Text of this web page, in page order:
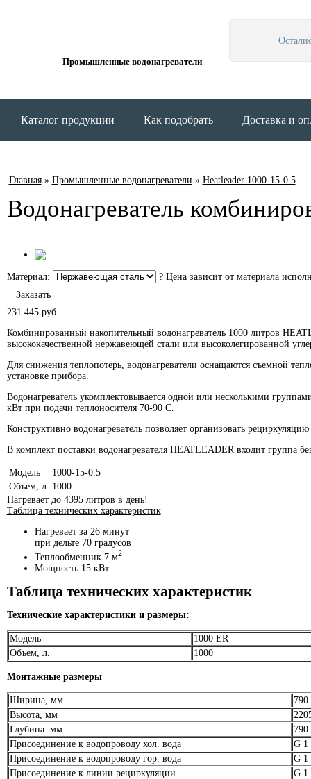
Промышленные водонагреватели
Каталог продукции Как подобрать Доставка и
Главная» Промышленные водонагреватели » Heatleader 1000-15-0.5
Водонагреватель
Материал: ? Цена зависит от материала
Заказать
231 445руб.
Комбинированный накопительный водонагреватель 1000 литров
высококачественной нержавеющей стали или высоколегированной
Для снижения теплопотерь, водонагреватели оснащаются съемной
установке прибора.
Водонагреватель укомплектовывается одной или несколькими
кВт при подачи теплоносителя 70-90 С.
Конструктивно водонагреватель позволяет организовать
В комплект поставки водонагревателя HEATLEADER входит группа
Модель
1000-15-0.5
Объем, л. 1000
Нагревает до 4395 литров в день!
Таблица технических характеристик
Нагревает за 26 минут
при дельте 70 градусов
Теплообменник 7 м2
Мощность 15 кВт
Таблица технических характеристик
Технические характеристики и размеры:
Модель
1000 ER
Объем, л.
1000
Монтажные размеры
Ширина, мм
790
Высота, мм
Глубина. мм
790
Присоединение к водопроводу хол. вода
G 1
Присоединение к водопроводу гор. вода
G 1
Присоединение к линии рециркуляции
G 1